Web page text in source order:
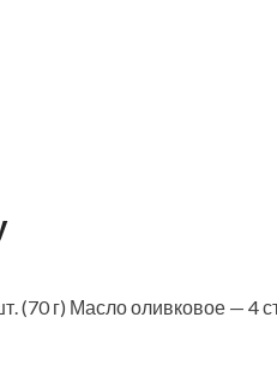
(70 г) Масло оливковое — 4